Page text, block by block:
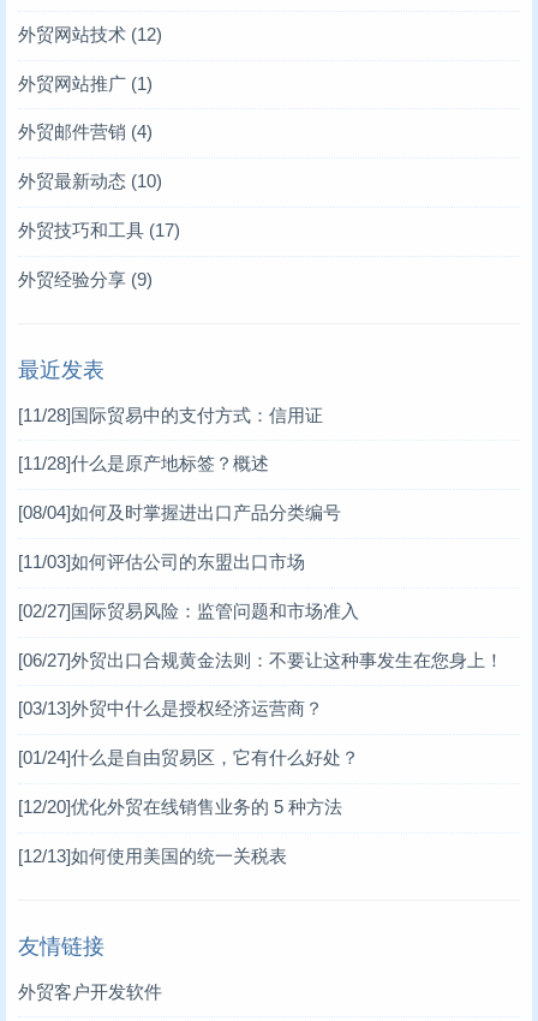
外贸网站技术 (12)
外贸网站推广 (1)
外贸邮件营销 (4)
外贸最新动态 (10)
外贸技巧和工具 (17)
外贸经验分享 (9)
最近发表
[11/28]国际贸易中的支付方式：信用证
[11/28]什么是原产地标签？概述
[08/04]如何及时掌握进出口产品分类编号
[11/03]如何评估公司的东盟出口市场
[02/27]国际贸易风险：监管问题和市场准入
[06/27]外贸出口合规黄金法则：不要让这种事发生在您身上！
[03/13]外贸中什么是授权经济运营商？
[01/24]什么是自由贸易区，它有什么好处？
[12/20]优化外贸在线销售业务的 5 种方法
[12/13]如何使用美国的统一关税表
友情链接
外贸客户开发软件